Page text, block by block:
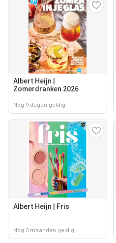
Albert Heijn |
Zomerdranken 2026
Nog 9 dagen geldig
Albert Heijn | Fris
Nog 3 maanden geldig